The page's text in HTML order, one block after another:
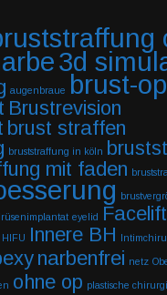
3d
augenbraue brust-op
Brustrevision
brust straffen
bruststraffung in köln
mit faden
eyelid Facelift
HIFU Innere BH
narbenfrei netz
ohne op plastische